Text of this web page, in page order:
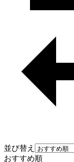
並び替え
おすすめ順